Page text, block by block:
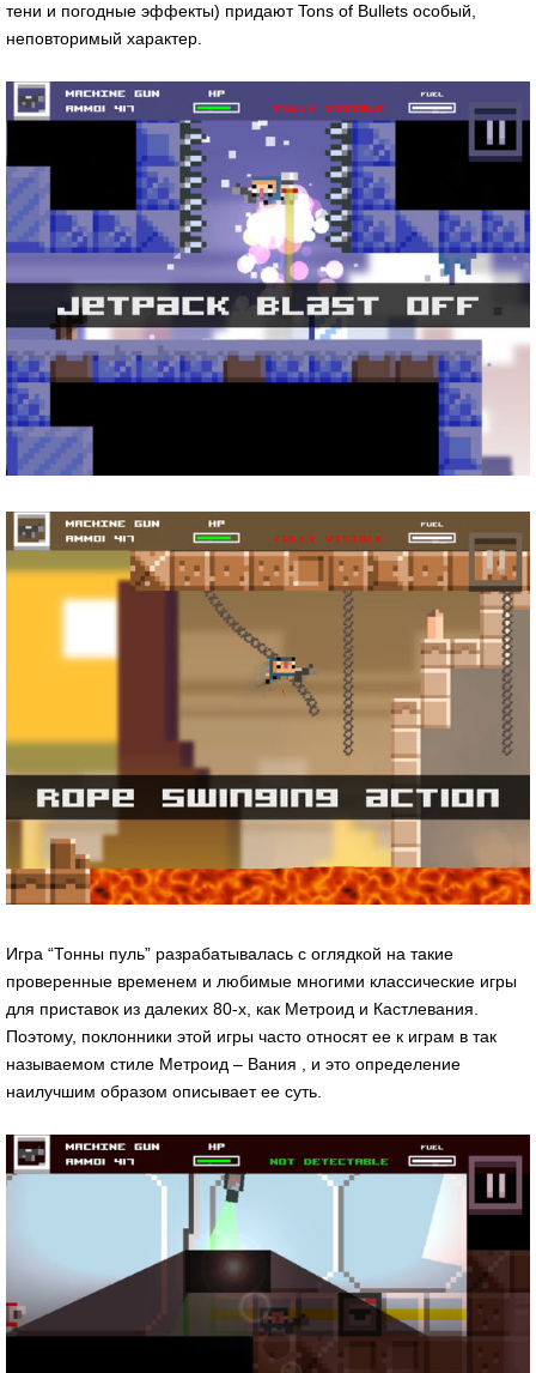
тени и погодные эффекты) придают Tons of Bullets особый,
неповторимый характер.
Игра “Тонны пуль” разрабатывалась с оглядкой на такие
проверенные временем и любимые многими классические игры
для приставок из далеких 80-х, как Метроид и Кастлевания.
Поэтому, поклонники этой игры часто относят ее к играм в так
называемом стиле Метроид – Вания , и это определение
наилучшим образом описывает ее суть.